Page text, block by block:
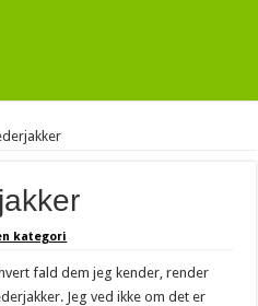
kategori
fald dem jeg kender, render
Jeg ved ikke om det er